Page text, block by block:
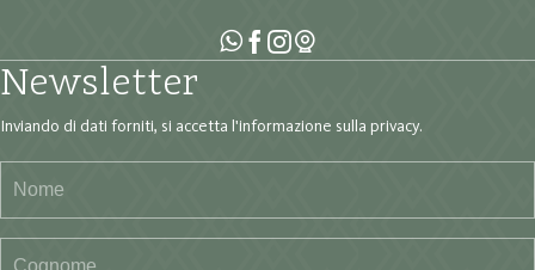
Newsletter
Inviando di dati forniti, si accetta l'informazione sulla privacy.